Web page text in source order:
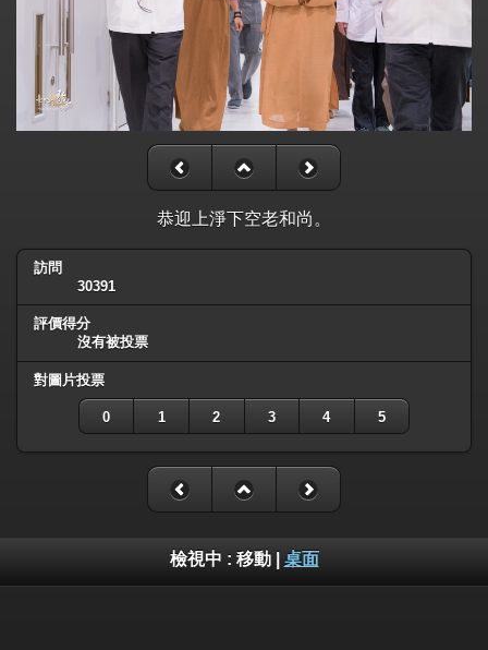
恭迎上淨下空老和尚。
訪問
30391
評價得分
沒有被投票
對圖片投票
0 1 2 3 4 5
檢視中 : 移動| 桌面